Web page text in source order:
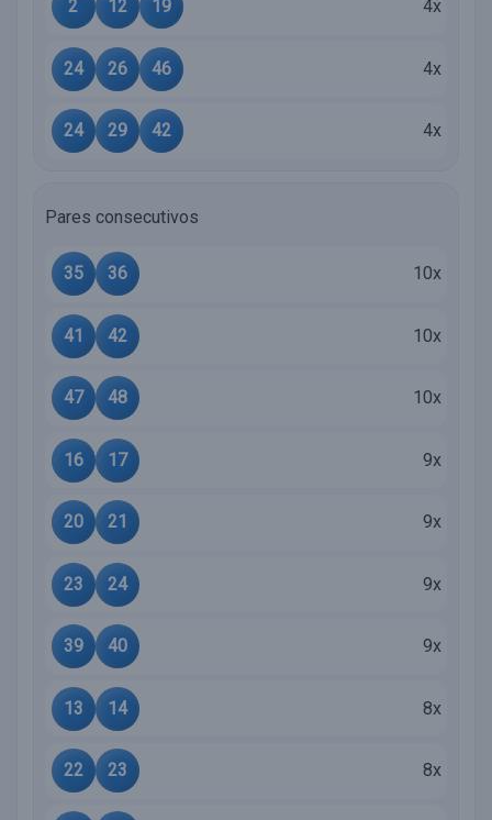
2 12 19 4x
24 26 46 4x
24 29 42 4x
Pares consecutivos
35 36 10x
41 42 10x
47 48 10x
16 17 9x
20 21 9x
23 24 9x
39 40 9x
13 14 8x
22 23 8x